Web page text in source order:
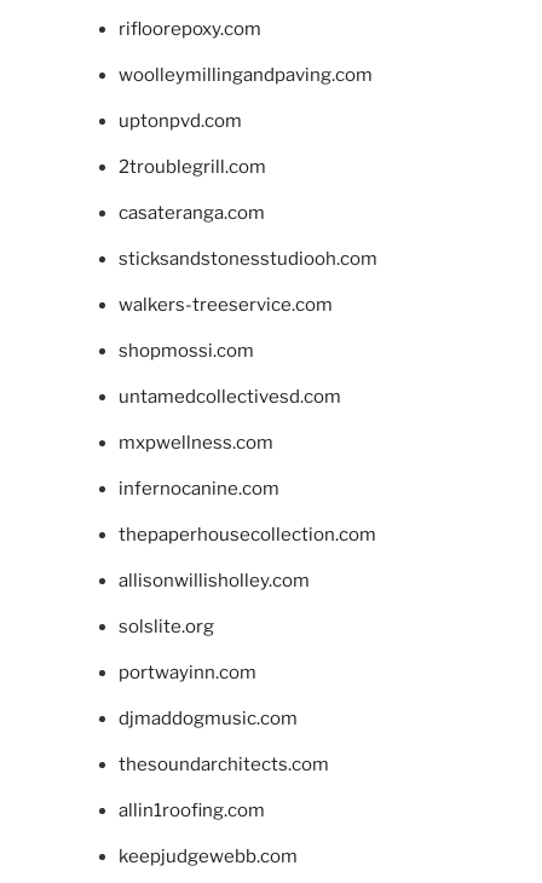
rifloorepoxy.com
woolleymillingandpaving.com
uptonpvd.com
2troublegrill.com
casateranga.com
sticksandstonesstudiooh.com
walkers-treeservice.com
shopmossi.com
untamedcollectivesd.com
mxpwellness.com
infernocanine.com
thepaperhousecollection.com
allisonwillisholley.com
solslite.org
portwayinn.com
djmaddogmusic.com
thesoundarchitects.com
allin1roofing.com
keepjudgewebb.com